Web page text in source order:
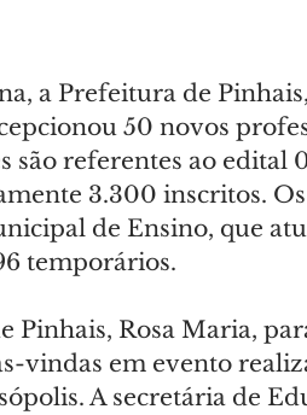
a Prefeitura de
50 novos
são referentes ao
3.300 inscritos.
de Ensino, que
temporários.
Pinhais, Rosa Maria,
vindas em evento
A secretária de